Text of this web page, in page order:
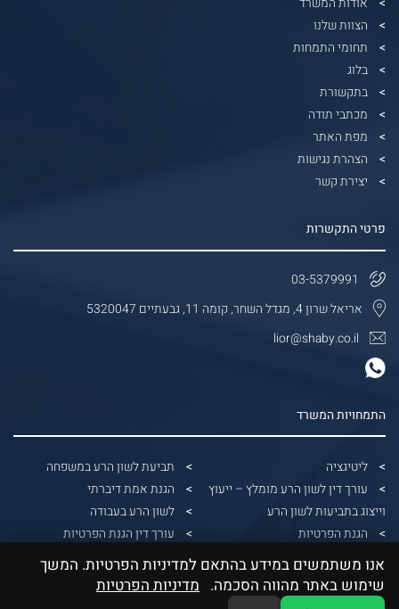
הצוות שלנו
תחומי התמחות
בלוג
בתקשורת
מכתבי תודה
מפת האתר
הצהרת נגישות
יצירת קשר
התמחויות המשרד
ליטיגציה
עורך דין לשון הרע מומלץ – ייעוץ
וייצוג בתביעות לשון הרע
הגנת הפרטיות
הונאות דיגיטליות
דיני בנקאות
גבייה משפטית
תביעת לשון הרע במשפחה
הגנת אמת דיברתי
לשון הרע בעבודה
עורך דין הגנת הפרטיות
הפצת תמונות ללא אישור
עורך דין הוצאת דיבה
פרטי התקשרות
03-5379991
אריאל שרון 4, מגדל השחר, קומה 11, גבעתיים 5320047
lior@shaby.co.il
אנו משתמשים במידע בהתאם למדיניות הפרטיות. המשך
שימוש באתר מהווה הסכמה. מדיניות הפרטיות